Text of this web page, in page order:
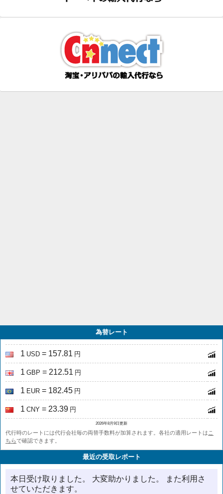
為替レート
1 USD = 157.81 円
1 GBP = 212.51 円
1 EUR = 182.45 円
1 CNY = 23.39 円
2026年8月9日更新
代行時のレートには代行会社毎の両替手数料が加算されます。各社の適用レートはこ
ちらで確認できます。
最近の受取レポート
本日受け取りました。 大変助かりました。 また利用さ
せていただきます。